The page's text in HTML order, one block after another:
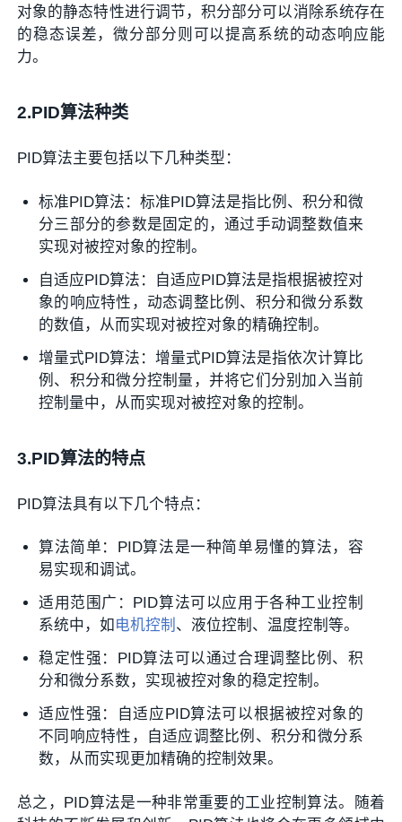
对象的静态特性进行调节，积分部分可以消除系统存在
的稳态误差，微分部分则可以提高系统的动态响应能
力。
2.PID算法种类
PID算法主要包括以下几种类型：
标准PID算法：标准PID算法是指比例、积分和微
分三部分的参数是固定的，通过手动调整数值来
实现对被控对象的控制。
自适应PID算法：自适应PID算法是指根据被控对
象的响应特性，动态调整比例、积分和微分系数
的数值，从而实现对被控对象的精确控制。
增量式PID算法：增量式PID算法是指依次计算比
例、积分和微分控制量，并将它们分别加入当前
控制量中，从而实现对被控对象的控制。
3.PID算法的特点
PID算法具有以下几个特点：
算法简单：PID算法是一种简单易懂的算法，容
易实现和调试。
适用范围广：PID算法可以应用于各种工业控制
系统中，如 电机控制 、液位控制、温度控制等。
稳定性强：PID算法可以通过合理调整比例、积
分和微分系数，实现被控对象的稳定控制。
适应性强：自适应PID算法可以根据被控对象的
不同响应特性，自适应调整比例、积分和微分系
数，从而实现更加精确的控制效果。
总之，PID算法是一种非常重要的工业控制算法。随着